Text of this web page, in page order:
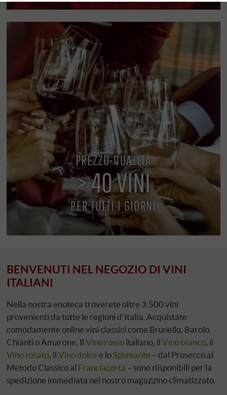
PREZZO-QUALITÀ
> 40 VINI
PER TUTTI I GIORNI
BENVENUTI NEL NEGOZIO DI VINI
ITALIANI
Nella nostra enoteca troverete oltre 3.500 vini
provenienti da tutte le regioni d'Italia. Acquistate
comodamente online vini classici come Brunello, Barolo,
Chianti o Amarone. Il Vino rossoitaliano, il Vino bianco, il
Vino rosato, il Vino dolce e loSpumante – dal Prosecco al
Metodo Classico al Franciacorta – sono disponibili per la
spedizione immediata nel nostro magazzino climatizzato.